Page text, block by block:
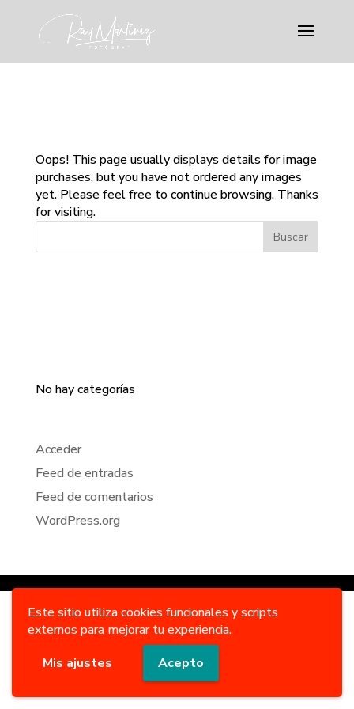
Este sitio utiliza cookies funcionales y scripts
externos para mejorar tu experiencia.
Mis ajustes
Acepto
Oops! This page usually displays details for image
purchases, but you have not ordered any images
yet. Please feel free to continue browsing. Thanks
for visiting.
No hay categorías
Acceder
Feed de entradas
Feed de comentarios
WordPress.org